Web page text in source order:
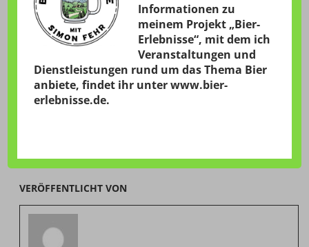
VERÖFFENTLICHT VON
Informationen zu
meinem Projekt „Bier-
Erlebnisse“, mit dem ich
Veranstaltungen und
Dienstleistungen rund um das Thema Bier
anbiete, findet ihr unterwww.bier-
erlebnisse.de.